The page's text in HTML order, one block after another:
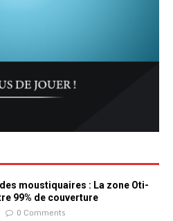
moustiquaires : La zone Oti-
99% de couverture
0 Comments